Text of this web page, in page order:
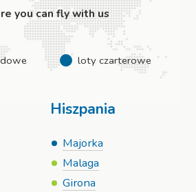
you can fly with us
loty czarterowe
Hiszpania
Majorka
Malaga
Girona